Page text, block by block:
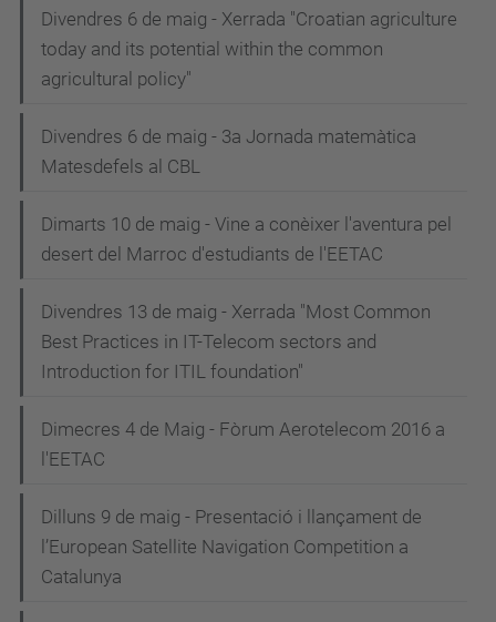
Divendres 6 de maig - Xerrada "Croatian agriculture
today and its potential within the common
agricultural policy"
Divendres 6 de maig - 3a Jornada matemàtica
Matesdefels al CBL
Dimarts 10 de maig - Vine a conèixer l'aventura pel
desert del Marroc d'estudiants de l'EETAC
Divendres 13 de maig - Xerrada "Most Common
Best Practices in IT-Telecom sectors and
Introduction for ITIL foundation"
Dimecres 4 de Maig - Fòrum Aerotelecom 2016 a
l'EETAC
Dilluns 9 de maig - Presentació i llançament de
l’European Satellite Navigation Competition a
Catalunya